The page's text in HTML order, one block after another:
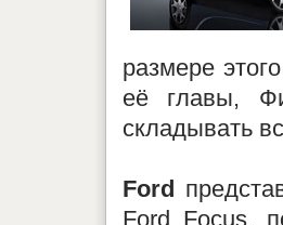
размере
её главы,
складывать
Ford
Ford Focus,